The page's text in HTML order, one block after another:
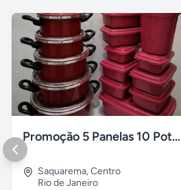
Promoção 5 Panelas 10 Potes Multiuso
Saquarema,Centro
Rio de Janeiro